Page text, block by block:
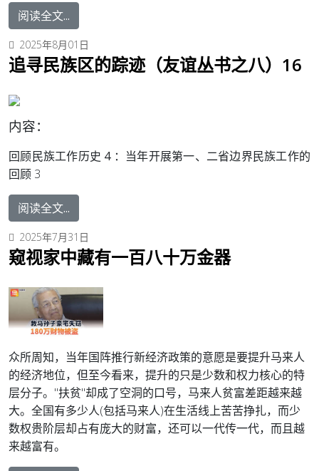
阅读全文...
2025年8月01日
追寻民族区的踪迹（友谊丛书之八）16
内容：
回顾民族工作历史 4 ： 当年开展第一、二省边界民族工作的
回顾 3
阅读全文...
2025年7月31日
窥视家中藏有一百八十万金器
众所周知，当年国阵推行新经济政策的意愿是要提升马来人
的经济地位，但至今看来，提升的只是少数和权力核心的特
层分子。"扶贫"却成了空洞的口号，马来人贫富差距越来越
大。全国有多少人(包括马来人)在生活线上苦苦挣扎，而少
数权贵阶层却占有庞大的财富，还可以一代传一代，而且越
来越富有。